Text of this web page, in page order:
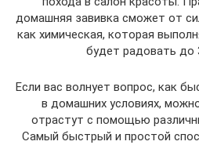
домашняя завивка сможет от
как химическая, которая
будет радовать до
Если вас волнует вопрос, как
в домашних условиях,
отрастут с помощью
Самый быстрый и простой